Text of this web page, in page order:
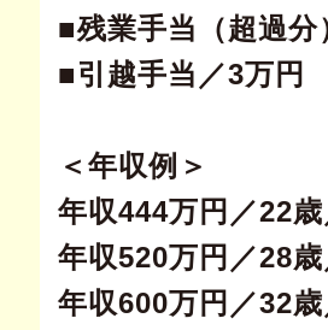
■残業手当（超過分
■引越手当／3万円
＜年収例＞
年収444万円／22
年収520万円／28
年収600万円／32